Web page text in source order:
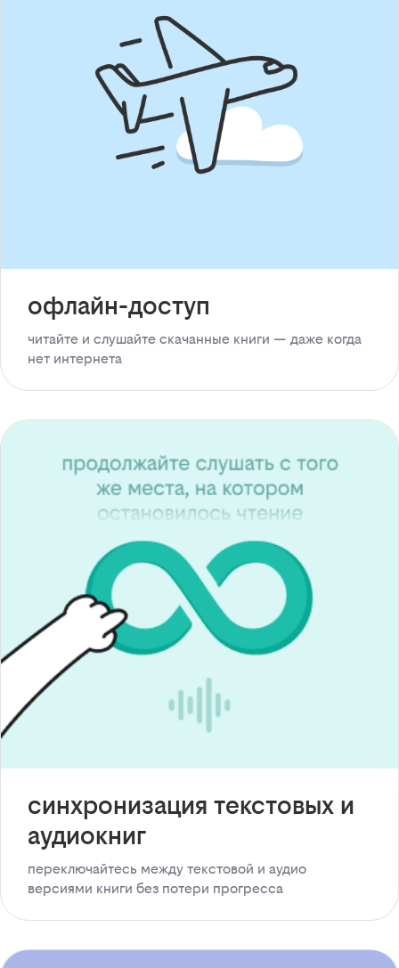
офлайн-доступ
читайте и слушайте скачанные книги — даже когда
нет интернета
синхронизация текстовых и
аудиокниг
переключайтесь между текстовой и аудио
версиями книги без потери прогресса